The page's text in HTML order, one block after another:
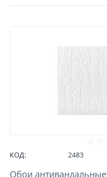
КОД: 2483
Обои антивандальные